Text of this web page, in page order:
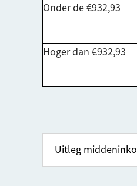
Onder de €932,93
Hoger dan €932,93
Uitleg